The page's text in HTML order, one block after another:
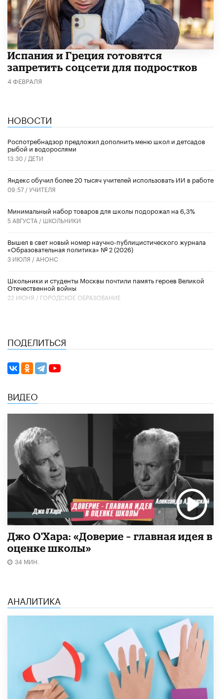
Испания и Греция готовятся
запретить соцсети для подростков
4 ФЕВРАЛЯ
НОВОСТИ
Роспотребнадзор предложил дополнить меню школ и детсадов
рыбой и водорослями
13:30 / ДЕТИ
​Яндекс обучил более 20 тысяч учителей использовать ИИ в работе
09:57 /УЧИТЕЛЯ
Минимальный набор товаров для школы подорожал на 6,3%
5 АВГУСТА / ШКОЛЬНИКИ
Вышел в свет новый номер научно-публицистического журнала
«Образовательная политика» № 2 (2026)
3 ИЮЛЯ / АНОНС
Школьники и студенты Москвы почтили память героев Великой
Отечественной войны
22 ИЮНЯ / ГОРОДСКОЕ ОБРАЗОВАНИЕ
ПОДЕЛИТЬСЯ
ВИДЕО
Джо О'Хара: «Доверие – главная идея в
оценке школы»
34 МИН.
АНАЛИТИКА